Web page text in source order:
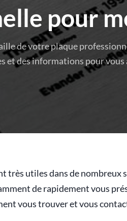
pour
de votre plaque
et des informations pour
très utiles dans de nombreux
de rapidement vous
vous trouver et vous